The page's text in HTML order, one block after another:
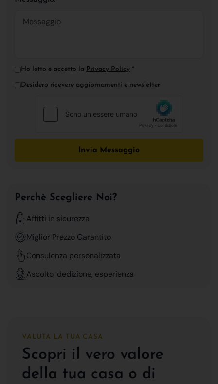
Ho letto e accetto la Privacy Policy *
Desidero ricevere aggiornamenti e newsletter
Invia Messaggio
Perchè Scegliere Noi?
Affitti in sicurezza
Miglior Prezzo Garantito
Consulenza personalizzata
Ascolto, dedizione, esperienza
VALUTA LA TUA CASA
Scopri il vero valore
della tua casa o di